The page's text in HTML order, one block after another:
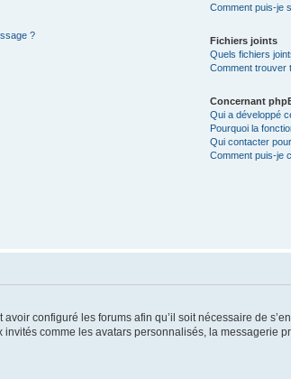
?
Comment puis-je
Fichiers joints
Quels fichiers
Comment trouver
Concernant
Qui a développé
Pourquoi la
Qui contacter
Comment puis-je
configuré les forums afin qu’il soit nécessaire de
comme les avatars personnalisés, la messagerie